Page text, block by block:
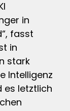
in
fasst
in
stark
Intelligenz
es letztlich